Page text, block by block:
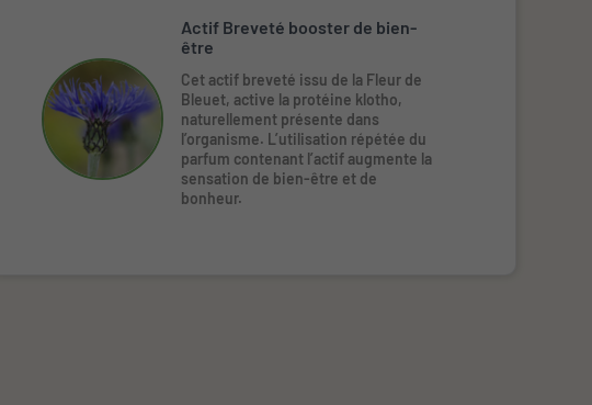
Actif Breveté booster de bien-
être
Cet actif breveté issu de la Fleur de
Bleuet, active la protéine klotho,
naturellement présente dans
l’organisme. L’utilisation répétée du
parfum contenant l’actif augmente la
sensation de bien-être et de
bonheur.